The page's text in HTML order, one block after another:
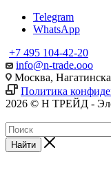
Telegram
WhatsApp
+7 495 104-42-20
info@n-trade.ooo
Москва,
Политика
2026 © Н ТРЕЙД -
Найти